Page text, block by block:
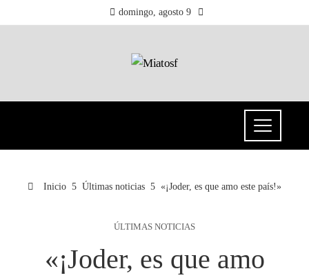
domingo, agosto 9
Inicio Últimas noticias «¡Joder, es que amo este país!»
ÚLTIMAS NOTICIAS
«¡Joder, es que amo